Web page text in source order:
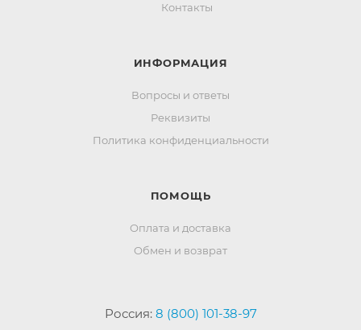
Контакты
ИНФОРМАЦИЯ
Вопросы и ответы
Реквизиты
Политика конфиденциальности
ПОМОЩЬ
Оплата и доставка
Обмен и возврат
Россия: 8 (800) 101-38-97